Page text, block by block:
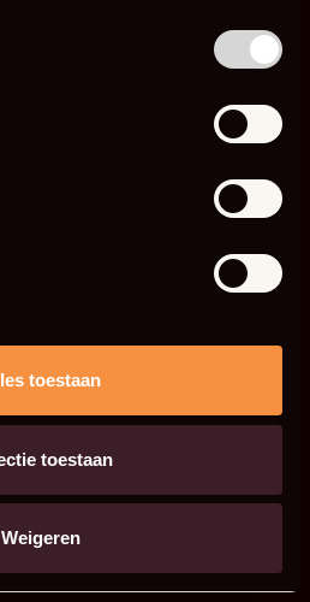
toestaan
toestaan
Weigeren